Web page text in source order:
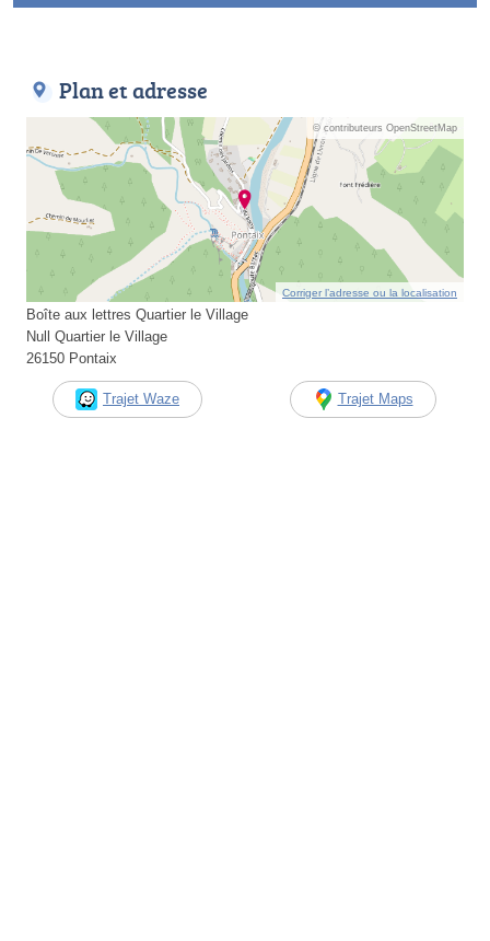
Plan et adresse
© contributeurs OpenStreetMap
Corriger l’adresse ou la localisation
Boîte aux lettres Quartier le Village
Null Quartier le Village
26150 Pontaix
Trajet Waze Trajet Maps